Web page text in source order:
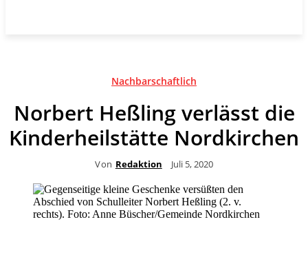
Nachbarschaftlich
Norbert Heßling verlässt die
Kinderheilstätte Nordkirchen
Von Redaktion Juli 5, 2020